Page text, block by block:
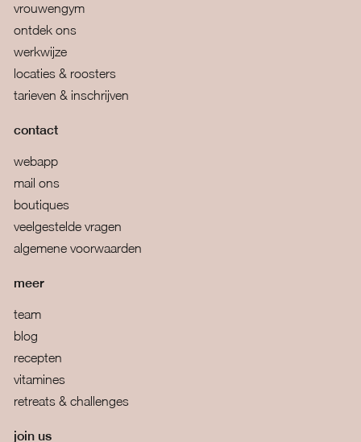
vrouwengym
ontdek ons
werkwijze
locaties & roosters
tarieven & inschrijven
contact
webapp
mail ons
boutiques
veelgestelde vragen
algemene voorwaarden
meer
team
blog
recepten
vitamines
retreats & challenges
join us